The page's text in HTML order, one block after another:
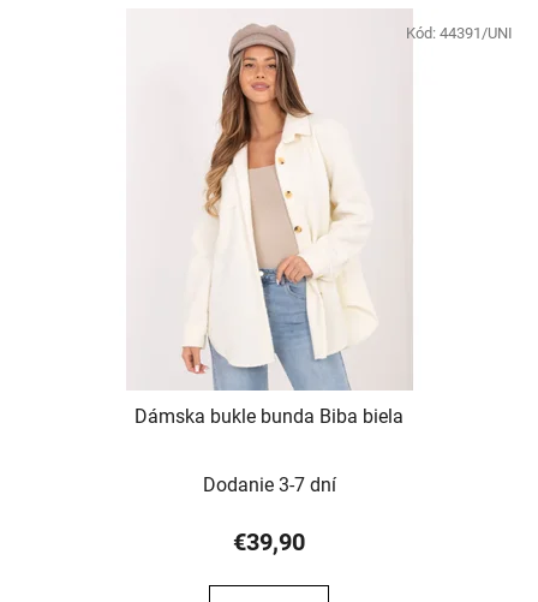
Dámska bukle bunda Biba biela
Dodanie 3-7 dní
€39,90
Kód: 44391/UNI